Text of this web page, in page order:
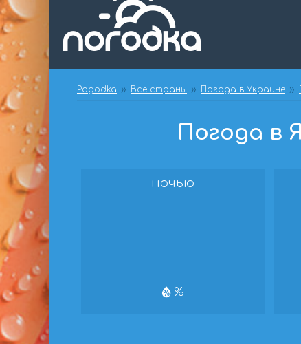
Pogodka Все страны Погода в Украине
Погода в
ночью
%